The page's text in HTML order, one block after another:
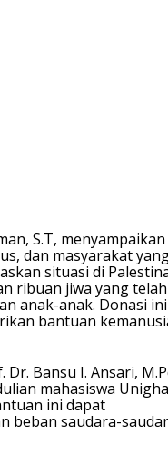
S.T, menyampaikan
dan masyarakat
situasi di
ribuan jiwa yang telah
anak-anak. Donasi ini
bantuan
Bansu I. Ansari,
mahasiswa Unigha
ini dapat
beban saudara-